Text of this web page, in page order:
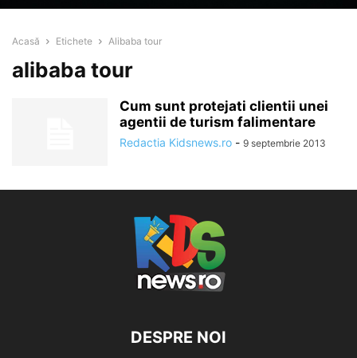
Acasă Etichete Alibaba tour
alibaba tour
Cum sunt protejati clientii unei
agentii de turism falimentare
Redactia Kidsnews.ro - 9 septembrie 2013
DESPRE NOI